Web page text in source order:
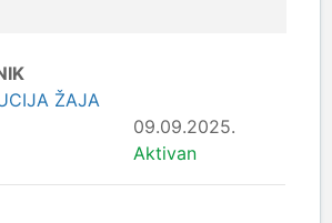
ŽAJA
09.09.2025.
Aktivan